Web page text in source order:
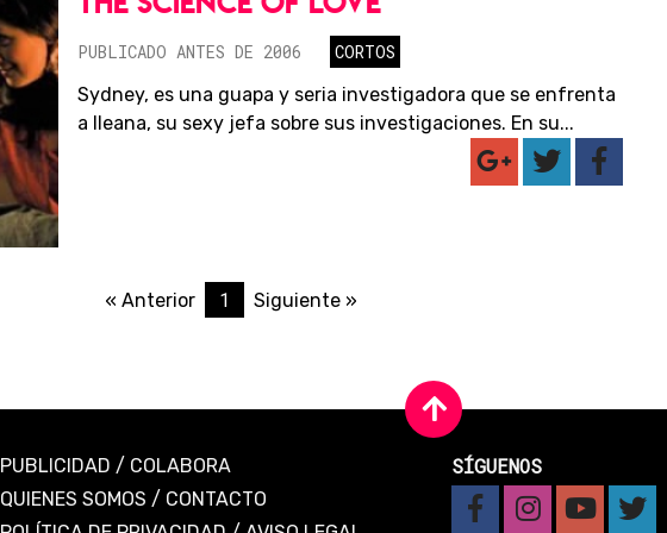
PUBLICADO ANTES DE 2006
CORTOS
Sydney, es una guapa y seria investigadora que se enfrenta
a Ileana, su sexy jefa sobre sus investigaciones. En su...
« Anterior 1 Siguiente »
PUBLICIDAD / COLABORA
QUIENES SOMOS / CONTACTO
SÍGUENOS